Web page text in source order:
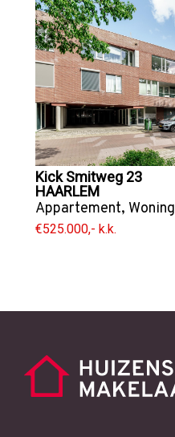
Kick Smitweg 23
HAARLEM
Appartement, Woning
€525.000,- k.k.